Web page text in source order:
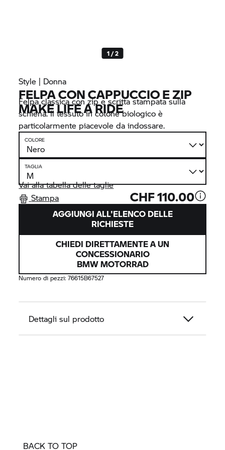
1 / 2
Style | Donna
FELPA CON CAPPUCCIO E ZIP
MAKE LIFE A RIDE
Felpa classica con zip e scritta stampata sulla
schiena. Il tessuto in cotone biologico è
particolarmente piacevole da indossare.
COLORE
TAGLIA
Vai alla tabella delle taglie
Stampa
CHF 110.00
AGGIUNGI ALL'ELENCO DELLE
RICHIESTE
CHIEDI DIRETTAMENTE A UN
CONCESSIONARIO
BMW MOTORRAD
Numero di pezzi:76615B67527
Dettagli sul prodotto
BACK TO TOP